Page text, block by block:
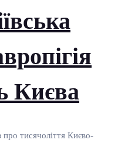
Києва
про тисячоліття Києво-